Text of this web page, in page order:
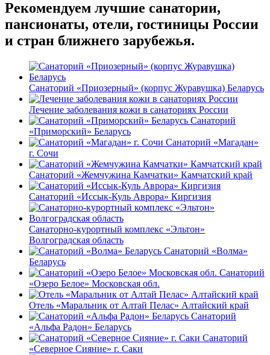
Рекомендуем лучшие санатории,
пансионаты, отели, гостиницы России
и стран ближнего зарубежья.
Санаторий «Приозерный» (корпус Журавушка) Беларусь
Лечение заболевания кожи в санаториях России
Санаторий
«Приморский» Беларусь
Санаторий «Магадан»
г. Сочи
Санаторий «Жемчужина Камчатки» Камчатский край
Санаторий «Иссык-Куль Аврора» Киргизия
Санаторно-курортный комплекс «Эльтон»
Волгоградская область
Санаторий «Волма»
Беларусь
Санаторий
«Озеро Белое» Московская обл.
Отель «Маральник от Алтай Пелас» Алтайский край
Санаторий
«Альфа Радон» Беларусь
Санаторий
«Северное Сияние» г. Саки